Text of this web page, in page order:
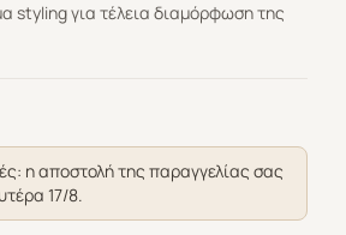
styling για τέλεια διαμόρφωση της
η αποστολή της παραγγελίας σας
17/8.